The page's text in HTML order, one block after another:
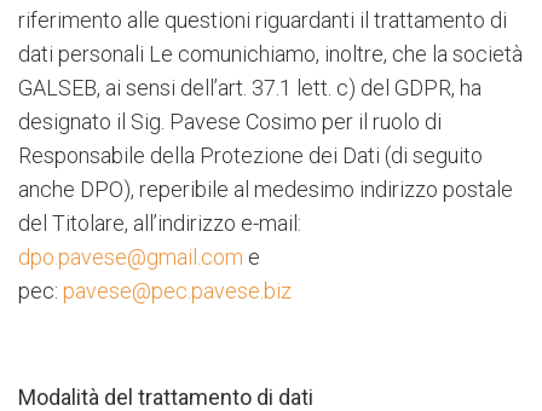
riferimento alle questioni riguardanti il trattamento di
dati personali Le comunichiamo, inoltre, che la società
GALSEB, ai sensi dell’art. 37.1 lett. c) del GDPR, ha
designato il Sig. Pavese Cosimo per il ruolo di
Responsabile della Protezione dei Dati (di seguito
anche DPO), reperibile al medesimo indirizzo postale
del Titolare, all’indirizzo e-mail:
dpo.pavese@gmail.com e
pec: pavese@pec.pavese.biz
Modalità del trattamento di dati